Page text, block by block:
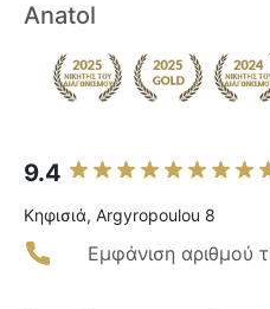
Anatol
9.4
Κηφισιά, Argyropoulou 8
Εμφάνιση αριθμού